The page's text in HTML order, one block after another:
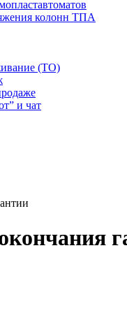
колонн ТПА
(ТО)
и чат